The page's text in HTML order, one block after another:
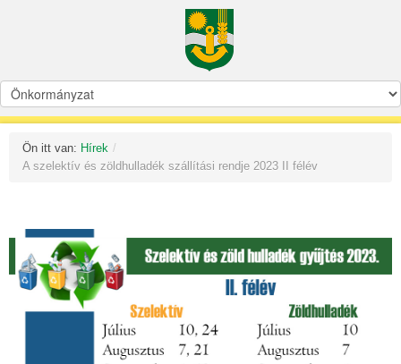
Ön itt van: Hírek /
A szelektív és zöldhulladék szállítási rendje 2023 II félév